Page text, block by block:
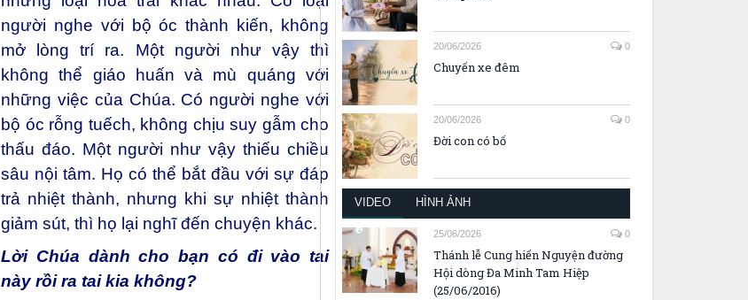
người nghe với bộ óc thành kiến, không
mở lòng trí ra. Một người như vậy thì
không thể giáo huấn và mù quáng với
những việc của Chúa. Có người nghe với
bộ óc rỗng tuếch, không chịu suy gẫm cho
thấu đáo. Một người như vậy thiếu chiều
sâu nội tâm. Họ có thể bắt đầu với sự đáp
trả nhiệt thành, nhưng khi sự nhiệt thành
giảm sút, thì họ lại nghĩ đến chuyện khác.
Lời Chúa dành cho bạn có đi vào tai
này rồi ra tai kia không?
20/06/2026 0
Chuyến xe đêm
20/06/2026 0
Đời con có bố
VIDEO HÌNH ẢNH
25/06/2026 0
Thánh lễ Cung hiến Nguyện đường
Hội dòng Đa Minh Tam Hiệp
(25/06/2016)